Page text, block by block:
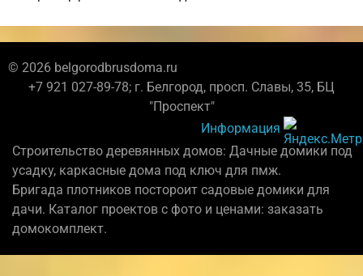
© 2026 belgorodbrusdoma.ru
+7 921 027-89-78; г. Белгород, просп. Славы, 35, БЦ
"Проспект"
Информация
Строительство деревянных домов: Дачные домики под
усадку, каркасные дома под ключ для пмж.
Бригада плотников постороит садовые домики для
дачи. Каталог проектов с фото и ценами: заказать
домокомплект.